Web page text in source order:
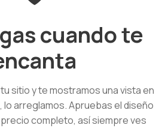
cuando te
sitio y te mostramos una vista en
lo arreglamos. Apruebas el diseño
completo, así siempre ves